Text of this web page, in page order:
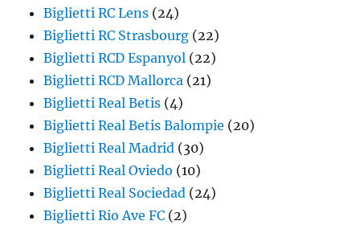
Biglietti RC Lens (24)
Biglietti RC Strasbourg (22)
Biglietti RCD Espanyol (22)
Biglietti RCD Mallorca (21)
Biglietti Real Betis (4)
Biglietti Real Betis Balompie (20)
Biglietti Real Madrid (30)
Biglietti Real Oviedo (10)
Biglietti Real Sociedad (24)
Biglietti Rio Ave FC (2)